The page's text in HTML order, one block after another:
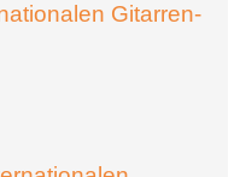
Gitarren-